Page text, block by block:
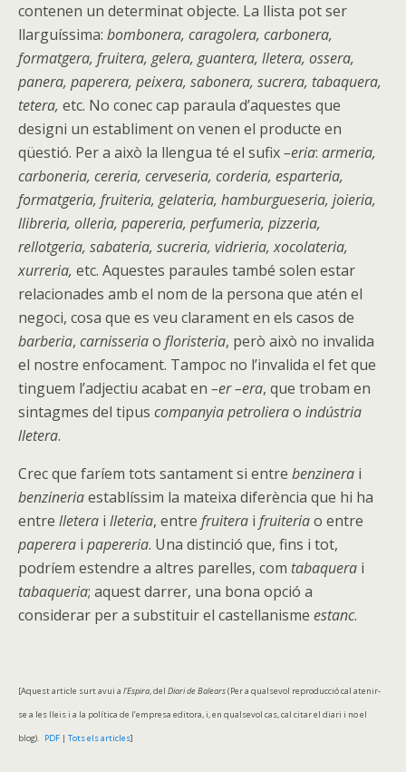
contenen un determinat objecte. La llista pot ser
llarguíssima: bombonera, caragolera, carbonera,
formatgera, fruitera, gelera, guantera, lletera, ossera,
panera, paperera, peixera, sabonera, sucrera, tabaquera,
tetera, etc. No conec cap paraula d’aquestes que
designi un establiment on venen el producte en
qüestió. Per a això la llengua té el sufix–eria: armeria,
carboneria, cereria, cerveseria, corderia, esparteria,
formatgeria, fruiteria, gelateria, hamburgueseria, joieria,
llibreria, olleria, papereria, perfumeria, pizzeria,
rellotgeria, sabateria, sucreria, vidrieria, xocolateria,
xurreria, etc. Aquestes paraules també solen estar
relacionades amb el nom de la persona que atén el
negoci, cosa que es veu clarament en els casos de
barberia, carnisseriao floristeria, però això no invalida
el nostre enfocament. Tampoc no l’invalida el fet que
tinguem l’adjectiu acabat en –er –era, que trobam en
sintagmes del tipus companyia petrolierao indústria
lletera.
Crec que faríem tots santament si entre benzinera i
benzineriaestablíssim la mateixa diferència que hi ha
entre lletera i lleteria, entre fruitera i fruiteriao entre
paperera i papereria. Una distinció que, fins i tot,
podríem estendre a altres parelles, com tabaquera i
tabaqueria; aquest darrer, una bona opció a
considerar per a substituir el castellanisme estanc.
[Aquest article surt avui a l’Espira, del Diari de Balears(Per a qualsevol reproducció cal atenir-
se a les lleis i a la política de l’empresa editora, i, en qualsevol cas, cal citar el diari i no el
blog). PDF | Tots els articles]